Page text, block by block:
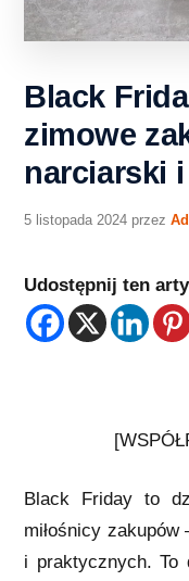
Black
zimowe
narciarski
5 listopada 2024 przez
Udostępnij ten
Black Friday to
miłośnicy
i praktycznych. To